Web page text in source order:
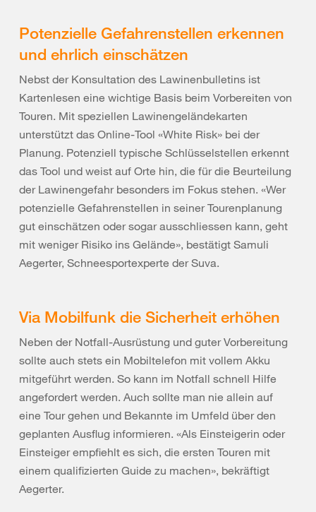
Potenzielle Gefahrenstellen erkennen
und ehrlich einschätzen
Nebst der Konsultation des Lawinenbulletins ist
Kartenlesen eine wichtige Basis beim Vorbereiten von
Touren. Mit speziellen Lawinengeländekarten
unterstützt das Online-Tool «White Risk» bei der
Planung. Potenziell typische Schlüsselstellen erkennt
das Tool und weist auf Orte hin, die für die Beurteilung
der Lawinengefahr besonders im Fokus stehen. «Wer
potenzielle Gefahrenstellen in seiner Tourenplanung
gut einschätzen oder sogar ausschliessen kann, geht
mit weniger Risiko ins Gelände», bestätigt Samuli
Aegerter, Schneesportexperte der Suva.
Via Mobilfunk die Sicherheit erhöhen
Neben der Notfall-Ausrüstung und guter Vorbereitung
sollte auch stets ein Mobiltelefon mit vollem Akku
mitgeführt werden. So kann im Notfall schnell Hilfe
angefordert werden. Auch sollte man nie allein auf
eine Tour gehen und Bekannte im Umfeld über den
geplanten Ausflug informieren. «Als Einsteigerin oder
Einsteiger empfiehlt es sich, die ersten Touren mit
einem qualifizierten Guide zu machen», bekräftigt
Aegerter.